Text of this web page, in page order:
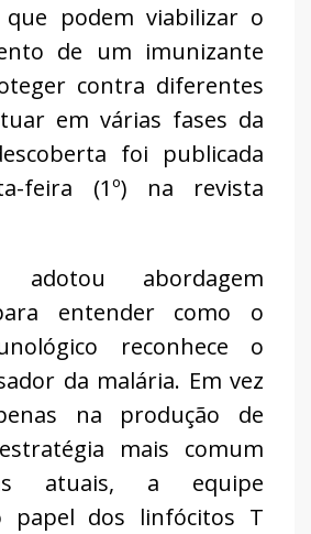
que podem viabilizar o
de um imunizante
contra diferentes
em várias fases da
foi publicada
feira (1º) na revista
abordagem
entender como o
reconhece o
da malária. Em vez
na produção de
mais comum
atuais, a equipe
papel dos linfócitos T